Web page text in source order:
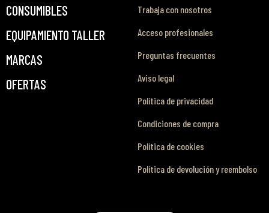
CONSUMIBLES
EQUIPAMIENTO TALLER
MARCAS
OFERTAS
Trabaja con nosotros
Acceso profesionales
Preguntas frecuentes
Aviso legal
Política de privacidad
Condiciones de compra
Política de cookies
Política de devolución y reembolso